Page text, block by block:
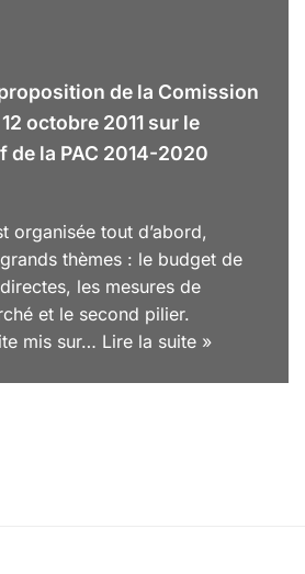
de la Comission
octobre 2011 sur le
de la PAC 2014-2020
organisée tout d’abord,
thèmes : le budget de
les mesures de
et le second pilier.
mis sur… Lire la suite »